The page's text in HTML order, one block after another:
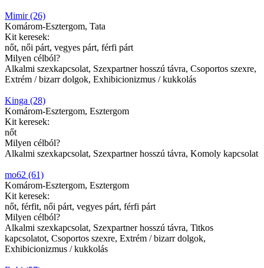
Mimir (26)
Komárom-Esztergom, Tata
Kit keresek:
nőt, női párt, vegyes párt, férfi párt
Milyen célból?
Alkalmi szexkapcsolat, Szexpartner hosszú távra, Csoportos szexre,
Extrém / bizarr dolgok, Exhibicionizmus / kukkolás
Kinga (28)
Komárom-Esztergom, Esztergom
Kit keresek:
nőt
Milyen célból?
Alkalmi szexkapcsolat, Szexpartner hosszú távra, Komoly kapcsolat
mo62 (61)
Komárom-Esztergom, Esztergom
Kit keresek:
nőt, férfit, női párt, vegyes párt, férfi párt
Milyen célból?
Alkalmi szexkapcsolat, Szexpartner hosszú távra, Titkos
kapcsolatot, Csoportos szexre, Extrém / bizarr dolgok,
Exhibicionizmus / kukkolás